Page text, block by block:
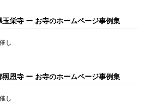
玉栄寺 ー お寺のホームページ事例集
し
照恩寺 ー お寺のホームページ事例集
し